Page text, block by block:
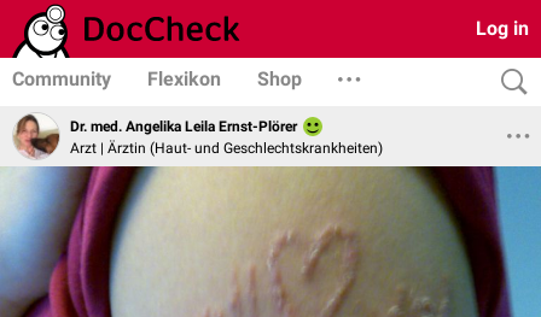
Log in
Community Flexikon Shop
Dr. med. Angelika Leila Ernst-Plörer
Arzt | Ärztin (Haut- und Geschlechtskrankheiten)